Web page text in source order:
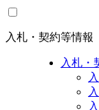
入札・契約等情報
入札・